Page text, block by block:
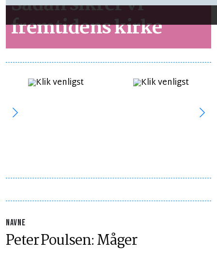
fremtidens kirke
NAVNE
Peter Poulsen: Måger